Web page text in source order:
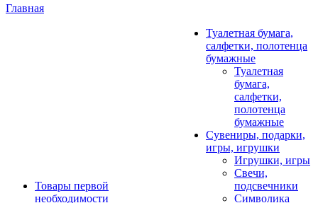
Главная
Товары первой
необходимости
Туалетная бумага,
салфетки, полотенца
бумажные
Туалетная
бумага,
салфетки,
полотенца
бумажные
Сувениры, подарки,
игры, игрушки
Игрушки, игры
Свечи,
подсвечники
Символика